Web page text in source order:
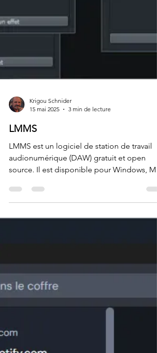
Krigou Schnider
LMMS
LMMS est un logiciel de station de travail
audionumérique (DAW) gratuit et open